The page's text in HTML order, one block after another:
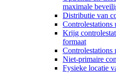
maximale
Distributie van
Controlestations
Krijg
formaat
Controlestations
Niet-primaire
Fysieke locatie